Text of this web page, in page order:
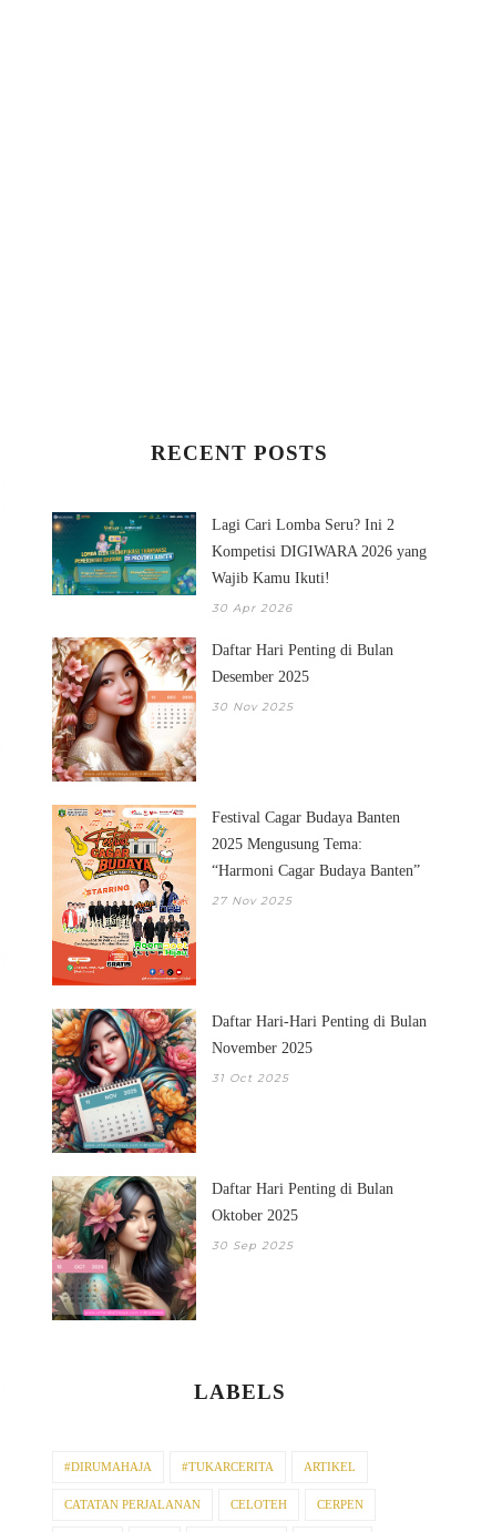
RECENT POSTS
Lagi Cari Lomba Seru? Ini 2
Kompetisi DIGIWARA 2026 yang
Wajib Kamu Ikuti!
30 Apr 2026
Daftar Hari Penting di Bulan
Desember 2025
30 Nov 2025
Festival Cagar Budaya Banten
2025 Mengusung Tema:
“Harmoni Cagar Budaya Banten”
27 Nov 2025
Daftar Hari-Hari Penting di Bulan
November 2025
31 Oct 2025
Daftar Hari Penting di Bulan
Oktober 2025
30 Sep 2025
LABELS
#DIRUMAHAJA #TUKARCERITA ARTIKEL
CATATAN PERJALANAN CELOTEH CERPEN